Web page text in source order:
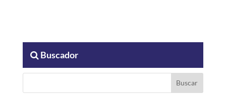
Buscador